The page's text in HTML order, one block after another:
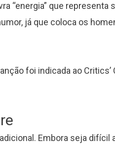
“energia” que representa
já que coloca os
foi indicada ao
Embora seja difícil